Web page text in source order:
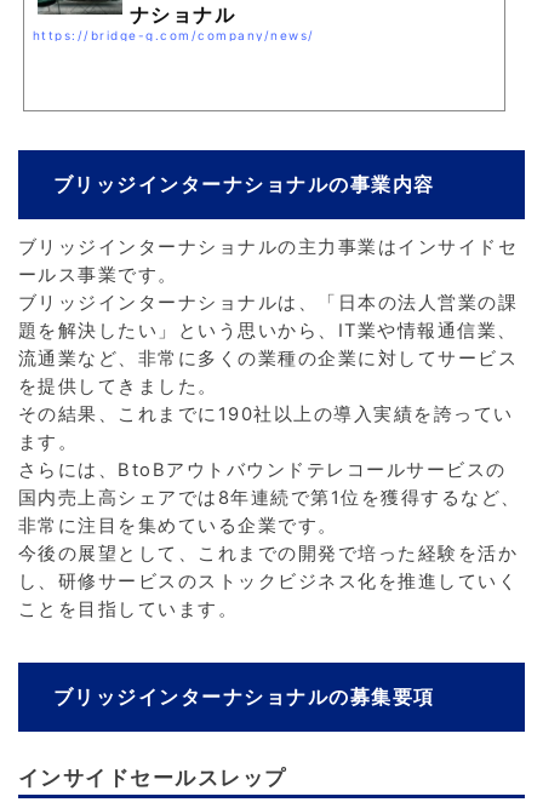
ナショナル
https://bridge-g.com/company/news/
ブリッジインターナショナルの事業内容
ブリッジインターナショナルの主力事業はインサイドセ
ールス事業です。
ブリッジインターナショナルは、「日本の法人営業の課
題を解決したい」という思いから、IT業や情報通信業、
流通業など、非常に多くの業種の企業に対してサービス
を提供してきました。
その結果、これまでに190社以上の導入実績を誇ってい
ます。
さらには、BtoBアウトバウンドテレコールサービスの
国内売上高シェアでは8年連続で第1位を獲得するなど、
非常に注目を集めている企業です。
今後の展望として、これまでの開発で培った経験を活か
し、研修サービスのストックビジネス化を推進していく
ことを目指しています。
ブリッジインターナショナルの募集要項
インサイドセールスレップ